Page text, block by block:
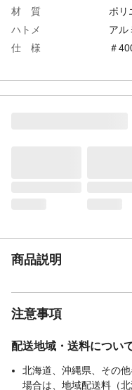
材 質
ポリ
ハトメ
ア
仕 様
＃
す。
溶け
商品説明
注意事項
配送地域・送料につい
北海道、沖縄県、その
場合は、地域配送料（